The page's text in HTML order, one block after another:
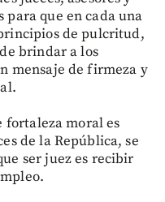
para que en cada una
de pulcritud,
brindar a los
mensaje de firmeza y
fortaleza moral es
de la República, se
ser juez es recibir